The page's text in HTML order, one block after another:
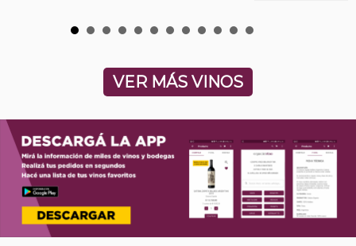
VER MÁS VINOS